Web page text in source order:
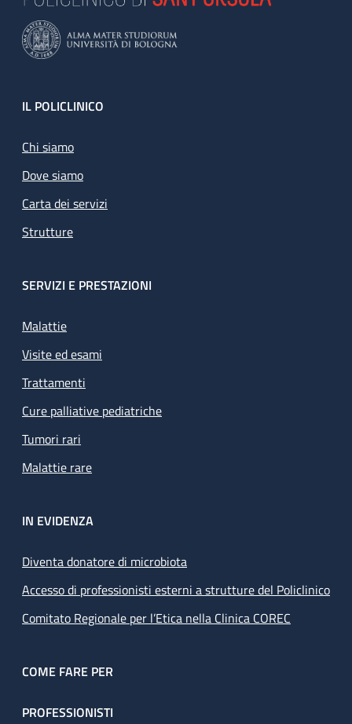
Footer
IL POLICLINICO
Chi siamo
Dove siamo
Carta dei servizi
Strutture
SERVIZI E PRESTAZIONI
Malattie
Visite ed esami
Trattamenti
Cure palliative pediatriche
Tumori rari
Malattie rare
IN EVIDENZA
Diventa donatore di microbiota
Accesso di professionisti esterni a strutture del Policlinico
Comitato Regionale per l’Etica nella Clinica COREC
COME FARE PER
PROFESSIONISTI